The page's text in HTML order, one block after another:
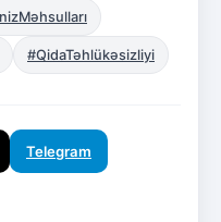
#QidaTəhlükəsizliyi
Telegram